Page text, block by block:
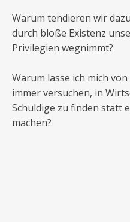
​Warum tendieren wir
durch bloße Existenz
Privilegien wegnimmt?
Warum lasse ich mich
immer versuchen, in
Schuldige zu finden statt
machen?